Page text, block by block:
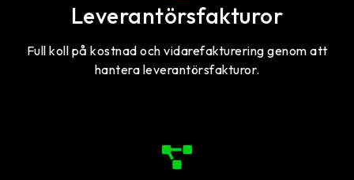
Leverantörsfakturor
Full koll på kostnad och vidarefakturering genom att
hantera leverantörsfakturor.